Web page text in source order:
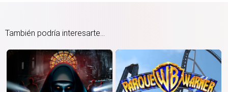
También podría interesarte...